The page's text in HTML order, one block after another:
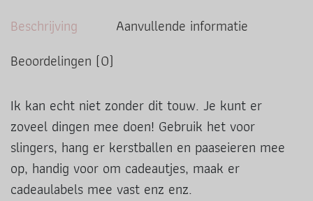
Beschrijving
Aanvullende informatie
Beoordelingen (0)
Ik kan echt niet zonder dit touw. Je kunt er
zoveel dingen mee doen! Gebruik het voor
slingers, hang er kerstballen en paaseieren mee
op, handig voor om cadeautjes, maak er
cadeaulabels mee vast enz enz.